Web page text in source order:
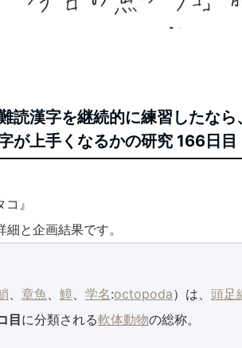
読漢字を継続的に練習したな
が上手くなるかの研究 166日目
』
と企画結果です。
、 章魚、 鱆、 学名:octopoda）は、 頭足
目に分類される軟体動物の総称。